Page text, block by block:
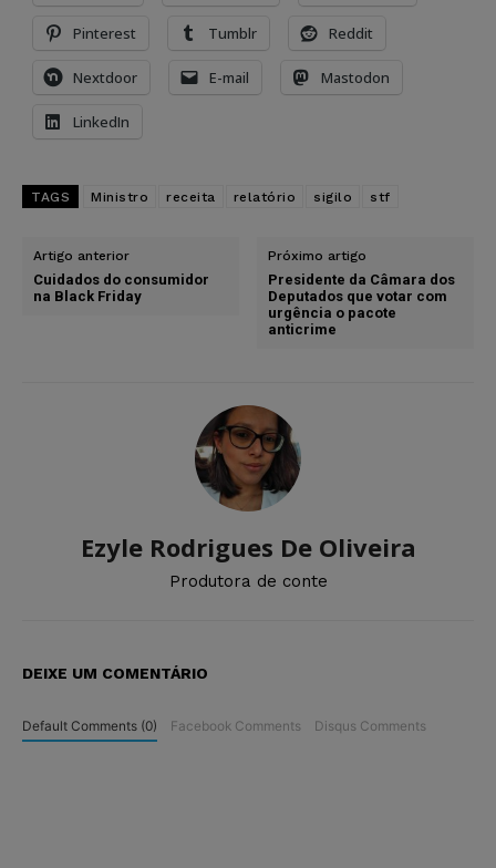
Pinterest Tumblr Reddit
Nextdoor E-mail Mastodon
LinkedIn
TAGS Ministro receita relatório sigilo stf
Artigo anterior
Cuidados do consumidor
na Black Friday
Próximo artigo
Presidente da Câmara dos
Deputados que votar com
urgência o pacote
anticrime
Ezyle Rodrigues De Oliveira
Produtora de conte
DEIXE UM COMENTÁRIO
Default Comments (0) Facebook Comments Disqus Comments